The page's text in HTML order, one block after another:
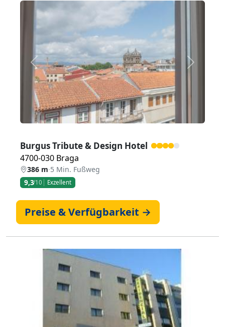
Zurück Weiter
Burgus Tribute & Design Hotel
4700-030 Braga
386 m·5 Min. Fußweg
9,3/10 Exzellent
Preise & Verfügbarkeit →
Zurück